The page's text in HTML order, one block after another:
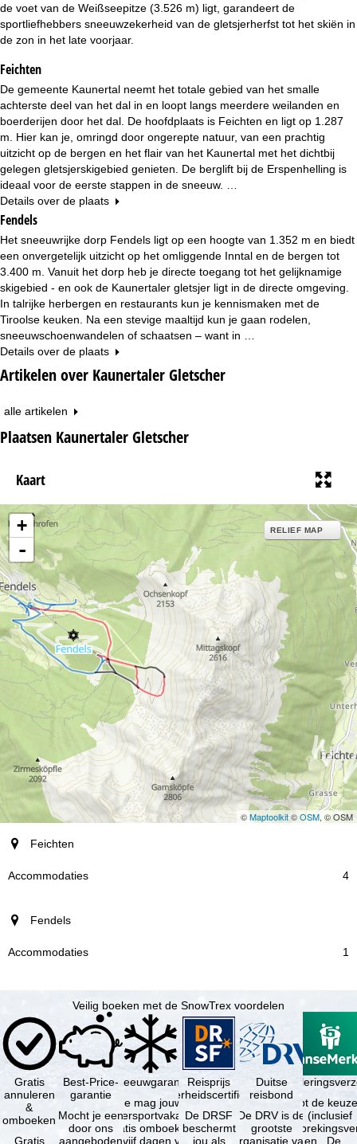
g
i
n
a
de voet van de Weißseepitze (3.526 m) ligt, garandeert de
sportliefhebbers sneeuwzekerheid van de gletsjerherfst tot het skiën in
de zon in het late voorjaar.
Feichten
De gemeente Kaunertal neemt het totale gebied van het smalle
achterste deel van het dal in en loopt langs meerdere weilanden en
boerderijen door het dal. De hoofdplaats is Feichten en ligt op 1.287
m. Hier kan je, omringd door ongerepte natuur, van een prachtig
uitzicht op de bergen en het flair van het Kaunertal met het dichtbij
gelegen gletsjerskigebied genieten. De berglift bij de Erspenhelling is
ideaal voor de eerste stappen in de sneeuw. …
Details over de plaats
Fendels
Het sneeuwrijke dorp Fendels ligt op een hoogte van 1.352 m en biedt
een onvergetelijk uitzicht op het omliggende Inntal en de bergen tot
3.400 m. Vanuit het dorp heb je directe toegang tot het gelijknamige
skigebied - en ook de Kaunertaler gletsjer ligt in de directe omgeving.
In talrijke herbergen en restaurants kun je kennismaken met de
Tiroolse keuken. Na een stevige maaltijd kun je gaan rodelen,
sneeuwschoenwandelen of schaatsen – want in …
Details over de plaats
Artikelen over Kaunertaler Gletscher
alle artikelen
Plaatsen Kaunertaler Gletscher
Kaart
+
-
RELIEF MAP
©Maptoolkit©OSM, © OSM
plaats
Accommodaties
Feichten
4
Fendels
1
Veilig boeken met de SnowTrex voordelen
Gratis
annuleren
&
omboeken
Gratis
Best-Price-
garantie
Mocht je een
door ons
aangeboden
Sneeuwgarantie
Je mag jouw
wintersportvakantie
gratis omboeken
als vijf dagen voor
Reisprijs
zekerheidscertificaat
De DRSF
beschermt
jou als
Duitse
reisbond
De DRV is de
grootste
organisatie van
Je hebt de
(inclusief
en . De …